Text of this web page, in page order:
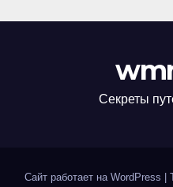
Секреты
Сайт работает на WordPress